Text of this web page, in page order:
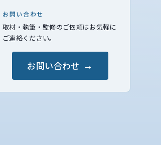
お問い合わせ
取材・執筆・監修のご依頼はお気軽に
ご連絡ください。
お問い合わせ